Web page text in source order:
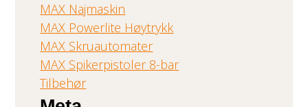
MAX Najmaskin
MAX Powerlite Høytrykk
MAX Skruautomater
MAX Spikerpistoler 8-bar
Tilbehør